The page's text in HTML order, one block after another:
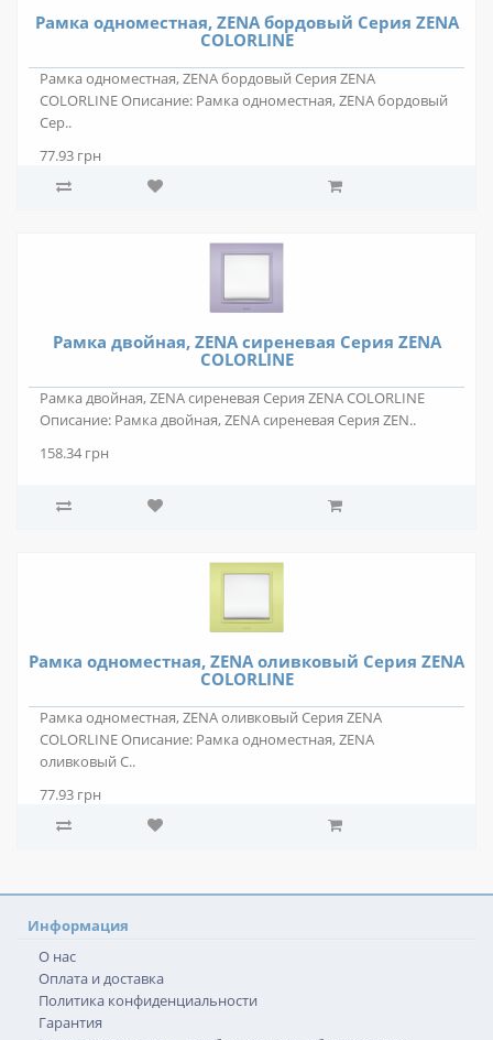
Рамка одноместная, ZENA бордовый Серия ZENA
COLORLINE
Рамка одноместная, ZENA бордовый Серия ZENA
COLORLINE Описание: Рамка одноместная, ZENA бордовый
Сер..
77.93 грн
Рамка двойная, ZENA сиреневая Серия ZENA
COLORLINE
Рамка двойная, ZENA сиреневая Серия ZENA COLORLINE
Описание: Рамка двойная, ZENA сиреневая Серия ZEN..
158.34 грн
Рамка одноместная, ZENA оливковый Серия ZENA
COLORLINE
Рамка одноместная, ZENA оливковый Серия ZENA
COLORLINE Описание: Рамка одноместная, ZENA
оливковый С..
77.93 грн
Информация
О нас
Оплата и доставка
Политика конфиденциальности
Гарантия